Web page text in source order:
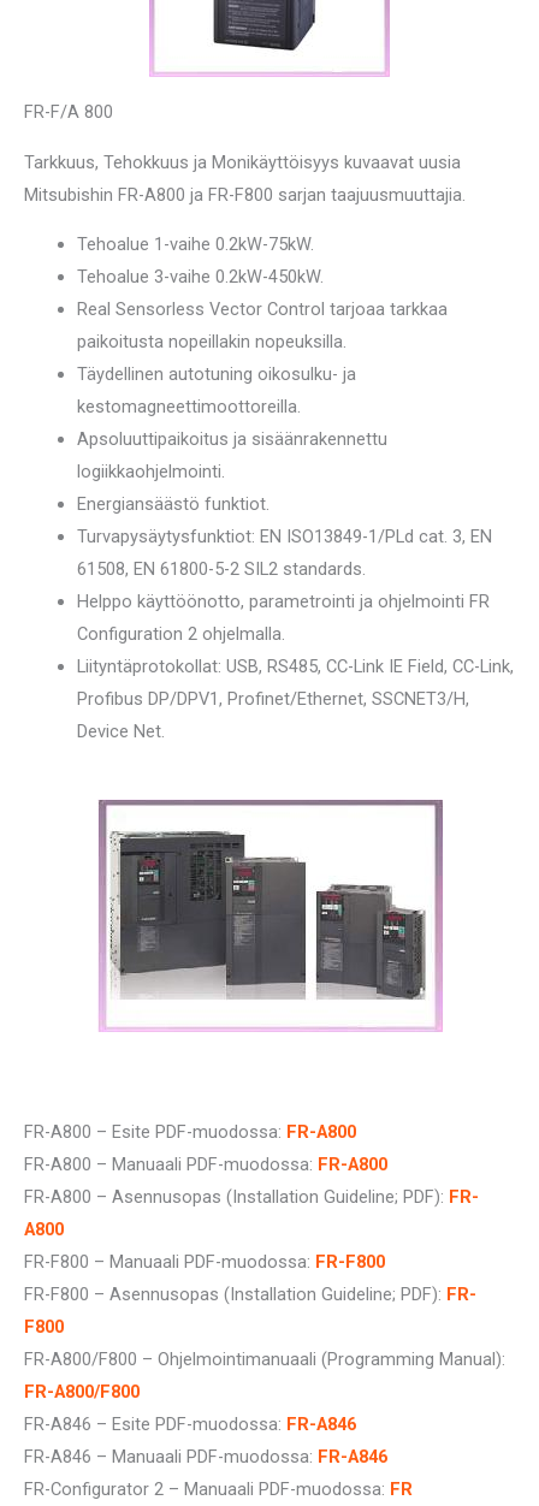
FR-F/A 800
Tarkkuus, Tehokkuus ja Monikäyttöisyys kuvaavat uusia
Mitsubishin FR-A800 ja FR-F800 sarjan taajuusmuuttajia.
Tehoalue 1-vaihe 0.2kW-75kW.
Tehoalue 3-vaihe 0.2kW-450kW.
Real Sensorless Vector Control tarjoaa tarkkaa
paikoitusta nopeillakin nopeuksilla.
Täydellinen autotuning oikosulku- ja
kestomagneettimoottoreilla.
Apsoluuttipaikoitus ja sisäänrakennettu
logiikkaohjelmointi.
Energiansäästö funktiot.
Turvapysäytysfunktiot: EN ISO13849-1/PLd cat. 3, EN
61508, EN 61800-5-2 SIL2 standards.
Helppo käyttöönotto, parametrointi ja ohjelmointi FR
Configuration 2 ohjelmalla.
Liityntäprotokollat: USB, RS485, CC-Link IE Field, CC-Link,
Profibus DP/DPV1, Profinet/Ethernet, SSCNET3/H,
Device Net.
FR-A800 – Esite PDF-muodossa: FR-A800
FR-A800 – Manuaali PDF-muodossa: FR-A800
FR-A800 – Asennusopas (Installation Guideline; PDF): FR-
A800
FR-F800 – Manuaali PDF-muodossa: FR-F800
FR-F800 – Asennusopas (Installation Guideline; PDF): FR-
F800
FR-A800/F800 – Ohjelmointimanuaali (Programming Manual):
FR-A800/F800
FR-A846 – Esite PDF-muodossa: FR-A846
FR-A846 – Manuaali PDF-muodossa: FR-A846
FR-Configurator 2 – Manuaali PDF-muodossa: FR